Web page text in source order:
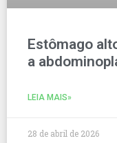
Estômago
a
LEIA MAIS»
28 de abril de 2026